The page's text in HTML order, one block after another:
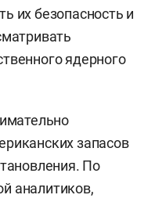
их безопасность и
ядерного
запасов
По
аналитиков,